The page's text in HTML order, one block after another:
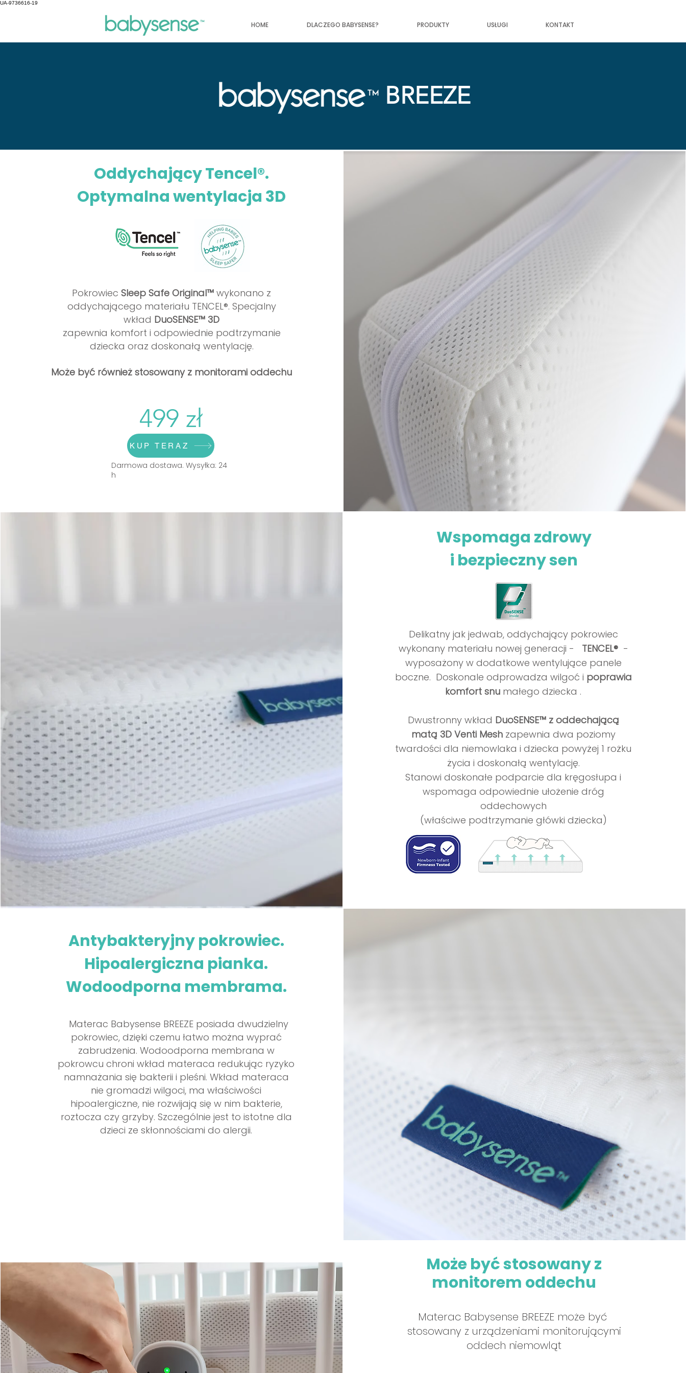
UA-9736616-19
HOME DLACZEGO BABYSENSE? PRODUKTY USŁUGI KONTAKT
BREEZE
Oddychający Tencel®.
Optymalna wentylacja 3D
PokrowiecSleep Safe Original™wykonano z
oddychającego materiału TENCEL®. Specjalny
wkład DuoSENSE™ 3D
zapewnia komfort i odpowiednie podtrzymanie
dziecka oraz doskonałą wentylację.
Może być również stosowany z monitorami oddechu
499 zł
KUP TERAZ
Darmowa dostawa. Wysyłka: 24
h
Antybakteryjny pokrowiec.
Hipoalergiczna pianka.
Wodoodporna membrama.
Materac Babysense BREEZE posiada dwudzielny
pokrowiec, dzięki czemu łatwo można wyprać
zabrudzenia. Wodoodporna membrana w
pokrowcu chroni wkład materaca redukując ryzyko
namnażania się bakterii i pleśni. Wkład materaca
nie gromadzi wilgoci, ma właściwości
hipoalergiczne, nie rozwijają się w nim bakterie,
roztocza czy grzyby. Szczególnie jest to istotne dla
dzieci ze skłonnościami do alergii.
Wspomaga zdrowy
i bezpieczny sen
Delikatny jak jedwab, oddychający pokrowiec
wykonany materiału nowej generacji - TENCEL®-
wyposażony w dodatkowe wentylujące panele
boczne. Doskonale odprowadza wilgoć i poprawia
komfort snu małego dziecka .
Dwustronny wkład DuoSENSE™ z oddechającą
matą 3D Venti Mesh zapewnia dwa poziomy
twardości dla niemowlaka i dziecka powyżej 1 rożku
życia i doskonałą wentylację.
Stanowi doskonałe podparcie dla kręgosłupa i
wspomaga odpowiednie ułożenie dróg
oddechowych
(właściwe podtrzymanie główki dziecka)
Może być stosowany z
monitorem oddechu
Materac Babysense BREEZE może być
stosowany z urządzeniami monitorującymi
oddech niemowląt